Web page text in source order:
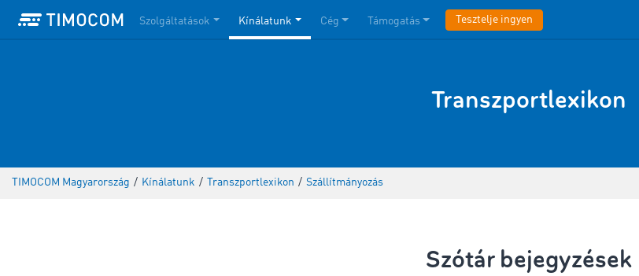
Szolgáltatások Kínálatunk Cég Támogatás Tesztelje ingyen
Transzportlexikon
TIMOCOM Magyarország / Kínálatunk / Transzportlexikon / Szállítmányozás
Szótár bejegyzések